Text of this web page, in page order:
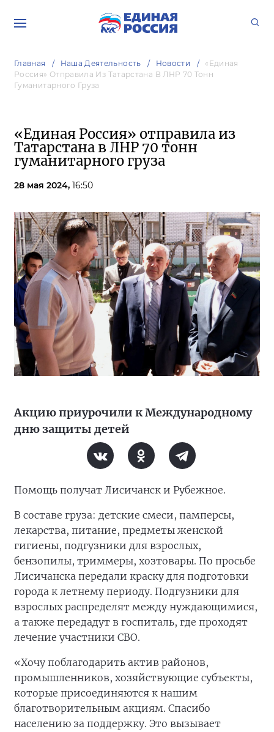
Главная Наша Деятельность Новости
«Единая
Россия» Отправила Из Татарстана В ЛНР 70 Тонн
Гуманитарного Груза
«Единая Россия» отправила из
Татарстана в ЛНР 70 тонн
гуманитарного груза
28 мая 2024, 16:50
Акцию приурочили к Международному
дню защиты детей
Помощь получат Лисичанск и Рубежное.
В составе груза: детские смеси, памперсы,
лекарства, питание, предметы женской
гигиены, подгузники для взрослых,
бензопилы, триммеры, хозтовары. По просьбе
Лисичанска передали краску для подготовки
города к летнему периоду. Подгузники для
взрослых распределят между нуждающимися,
а также передадут в госпиталь, где проходят
лечение участники СВО.
«Хочу поблагодарить актив районов,
промышленников, хозяйствующие субъекты,
которые присоединяются к нашим
благотворительным акциям. Спасибо
населению за поддержку. Это вызывает